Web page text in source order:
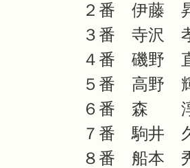
２番 伊藤
３番 寺沢
４番 磯野
５番 高野
６番 森
７番 駒井
８番 船本